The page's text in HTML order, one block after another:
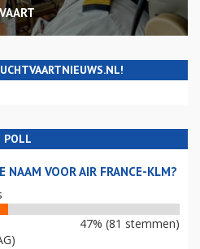
POLL
NAAM VOOR AIR FRANCE-KLM?
47% (81 stemmen)